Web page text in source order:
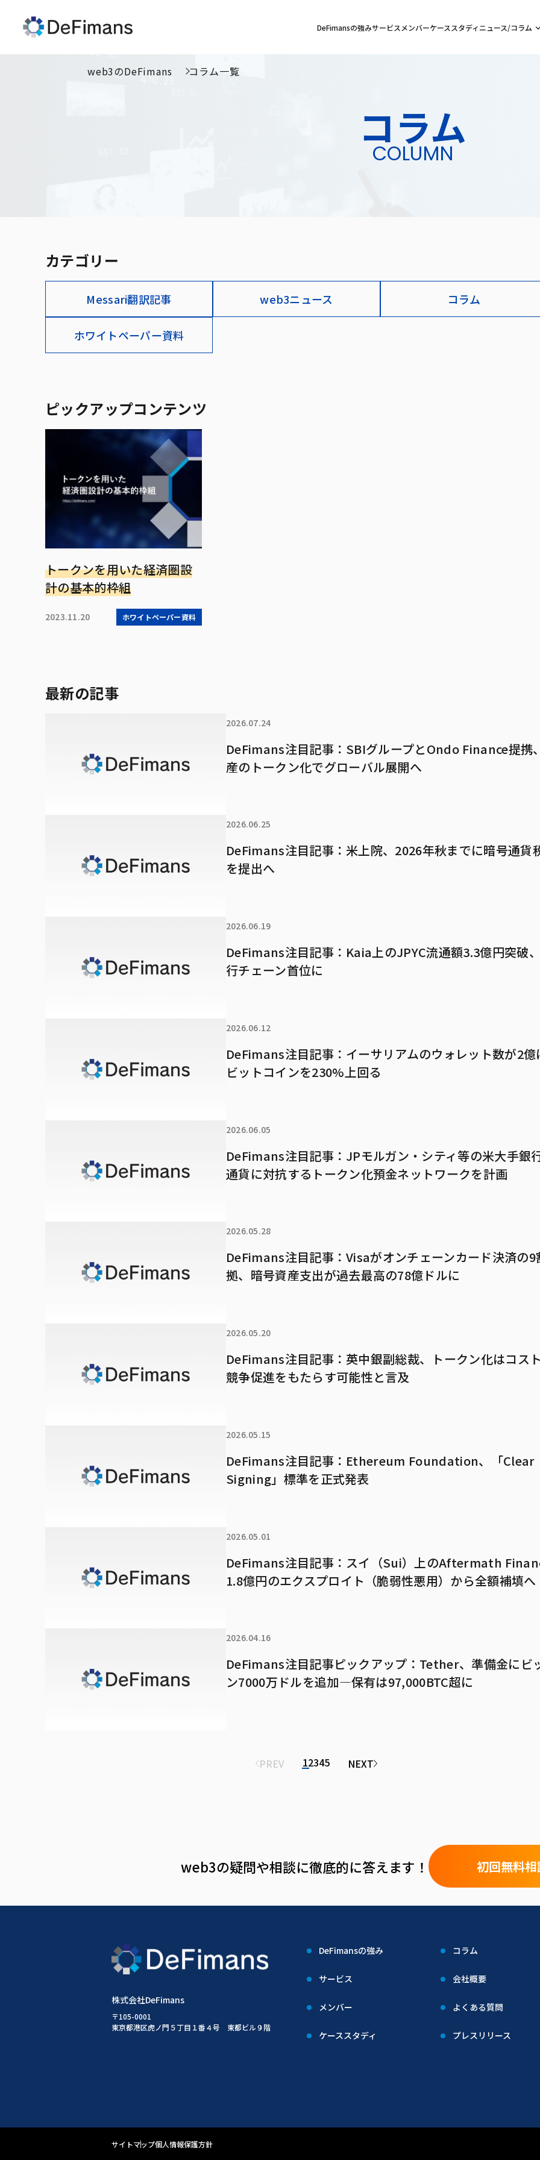
DeFimansの強みサービス メンバーケーススタディニュース/コラム
コラム
COLUMN
web3のDeFimans コラム一覧
カテゴリー
Messari翻訳記事 web3ニュース コラム
ホワイトペーパー資料
ピックアップコンテンツ
トークンを用いた経済圏設
計の基本的枠組
2023.11.20 ホワイトペーパー資料
最新の記事
2026.07.24
DeFimans注目記事：SBIグループとOndo Finance提携
産のトークン化でグローバル展開へ
2026.06.25
DeFimans注目記事：米上院、2026年秋までに暗号通貨
を提出へ
2026.06.19
DeFimans注目記事：Kaia上のJPYC流通額3.3億円突破
行チェーン首位に
2026.06.12
DeFimans注目記事：イーサリアムのウォレット数が2億
ビットコインを230%上回る
2026.06.05
DeFimans注目記事：JPモルガン・シティ等の米大手銀
通貨に対抗するトークン化預金ネットワークを計画
2026.05.28
DeFimans注目記事：Visaがオンチェーンカード決済の9
拠、暗号資産支出が過去最高の78億ドルに
2026.05.20
DeFimans注目記事：英中銀副総裁、トークン化はコス
競争促進をもたらす可能性と言及
2026.05.15
DeFimans注目記事：Ethereum Foundation、「Clear
Signing」標準を正式発表
2026.05.01
DeFimans注目記事：スイ（Sui）上のAftermath
1.8億円のエクスプロイト（脆弱性悪用）から全額補填へ
2026.04.16
DeFimans注目記事ピックアップ：Tether、準備金にビ
ン7000万ドルを追加—保有は97,000BTC超に
PREV 12345 NEXT
web3の疑問や相談に徹底的に答えます！ 初回無料
株式会社DeFimans
〒105-0001
東京都港区虎ノ門５丁目１番４号 東都ビル９階
DeFimansの強み コラム
サービス 会社概要
メンバー よくある質問
ケーススタディ プレスリリース
サイトマップ個人情報保護方針